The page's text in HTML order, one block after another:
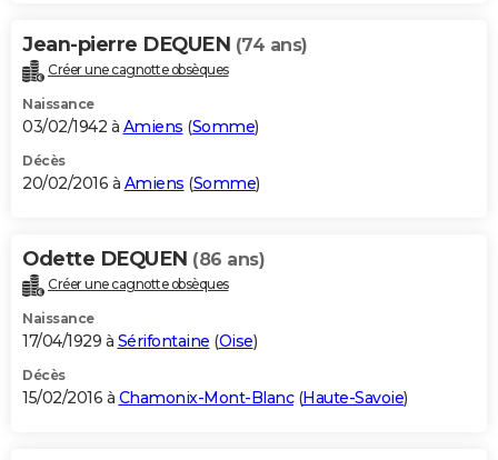
Jean-pierre DEQUEN (74 ans)
Créer une cagnotte obsèques
Naissance
03/02/1942 à Amiens (Somme)
Décès
20/02/2016 à Amiens (Somme)
Odette DEQUEN (86 ans)
Créer une cagnotte obsèques
Naissance
17/04/1929 à Sérifontaine (Oise)
Décès
15/02/2016 à Chamonix-Mont-Blanc(Haute-Savoie)